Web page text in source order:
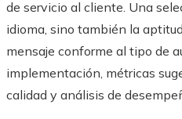
de servicio al cliente. Una
idioma, sino también la
mensaje conforme al tipo de
implementación, métricas
calidad y análisis de